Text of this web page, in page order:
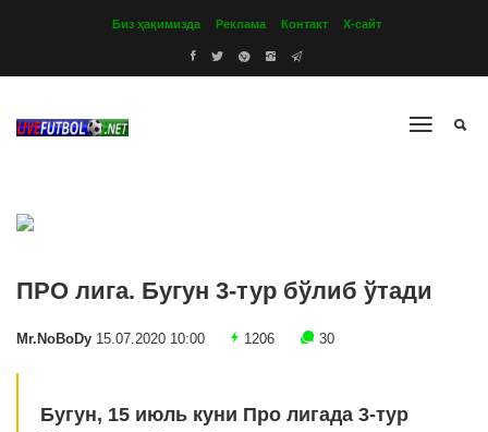
Биз ҳақимизда Реклама Контакт Х-сайт
ПРО лига. Бугун 3-тур бўлиб ўтади
Mr.NoBoDy 15.07.2020 10:00 1206 30
Бугун, 15 июль куни Про лигада 3-тур